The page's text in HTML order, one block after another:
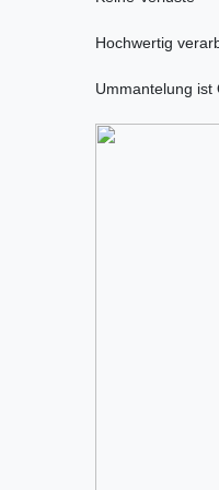
Hochwertig
Ummantelung ist